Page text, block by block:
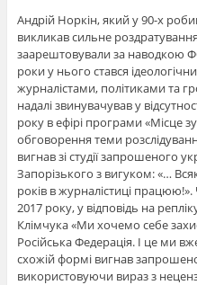
Андрій Норкін, який у 90-х
викликав сильне
заарештовували за наводкою
роки у нього стався
журналістами, політиками та
надалі звинувачував у
року в ефірі програми «Місце
обговорення теми
вигнав зі студії запрошеного
Запорізького з вигуком: «…
років в журналістиці працюю!».
2017 року, у відповідь на
Клімчука «Ми хочемо себе
Російська Федерація. І це ми
схожій формі вигнав
використовуючи вираз з